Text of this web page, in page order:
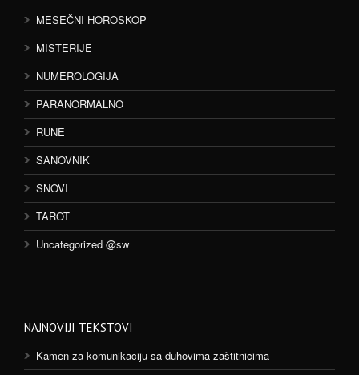
MESEČNI HOROSKOP
MISTERIJE
NUMEROLOGIJA
PARANORMALNO
RUNE
SANOVNIK
SNOVI
TAROT
Uncategorized @sw
NAJNOVIJI TEKSTOVI
Kamen za komunikaciju sa duhovima zaštitnicima